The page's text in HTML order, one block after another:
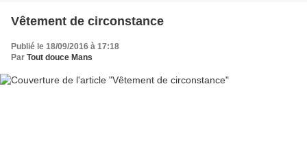
Vêtement de circonstance
Publié le 18/09/2016 à 17:18
Par Tout douce Mans